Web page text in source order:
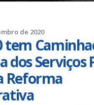
de 2020
tem
dos Serviços
Reforma